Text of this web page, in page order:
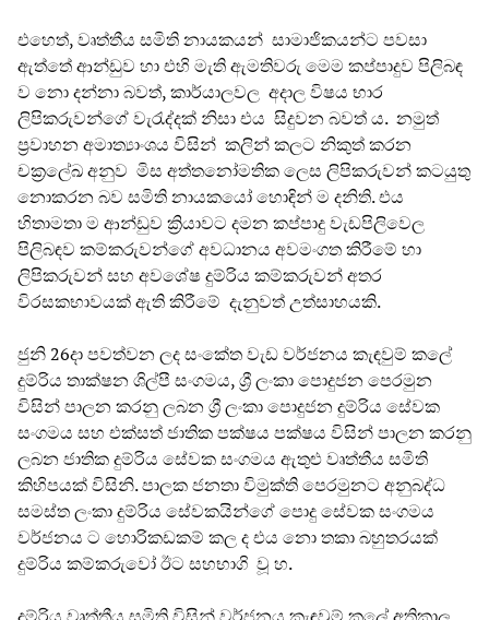
එහෙත්, වෘත්තීය සමිති නායකයන් සාමාජිකයන්ට පවසා
ඇත්තේ ආන්ඩුව හා එහි මැති ඇමතිවරු මෙම කප්පාදුව පිලිබඳ
ව නො දන්නා බවත්, කාර්යාලවල අදාල විෂය භාර
ලිපිකරුවන්ගේ වැරැද්දක් නිසා එය සිදුවන බවත් ය. නමුත්
ප්‍රවාහන අමාත්‍යාංශය විසින් කලින් කලට නිකුත් කරන
චක්‍රලේඛ අනුව මිස අත්තනෝමතික ලෙස ලිපිකරුවන් කටයුතු
නොකරන බව සමිති නායකයෝ හොඳින් ම දනිති. එය
හිතාමතා ම ආන්ඩුව ක්‍රියාවට දමන කප්පාදු වැඩපිලිවෙල
පිලිබඳව කම්කරුවන්ගේ අවධානය අවමංගත කිරීමේ හා
ලිපිකරුවන් සහ අවශේෂ දුම්රිය කම්කරුවන් අතර
විරසකභාවයක් ඇති කිරීමේ දැනුවත් උත්සාහයකි.
ජුනි 26දා පවත්වන ලද සංකේත වැඩ වර්ජනය කැඳවුම් කලේ
දුම්රිය තාක්ෂන ශිල්පී සංගමය, ශ්‍රී ලංකා පොදුජන පෙරමුන
විසින් පාලන කරනු ලබන ශ්‍රී ලංකා පොදුජන දුම්රිය සේවක
සංගමය සහ එක්සත් ජාතික පක්ෂය පක්ෂය විසින් පාලන කරනු
ලබන ජාතික දුම්රිය සේවක සංගමය ඇතුළු වෘත්තීය සමිති
කිහිපයක් විසිනි. පාලක ජනතා විමුක්ති පෙරමුනට අනුබද්ධ
සමස්ත ලංකා දුම්රිය සේවකයින්ගේ පොදු සේවක සංගමය
වර්ජනය ට හොරිකඩකම් කල ද එය නො තකා බහුතරයක්
දුම්රිය කම්කරුවෝ ඊට සහභාගි වූ හ.
දුම්රිය වෘත්තීය සමිති විසින් වර්ජනය කැඳවුම් කලේ අතිකාල